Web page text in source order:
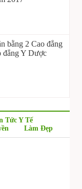
bằng 2 Cao đẳng
đẳng Y Dược
Tức Y Tế
Làm Đẹp